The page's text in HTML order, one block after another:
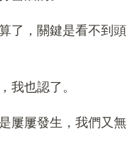
了，關鍵是看不到頭
我也認了。
屢屢發生，我們又無